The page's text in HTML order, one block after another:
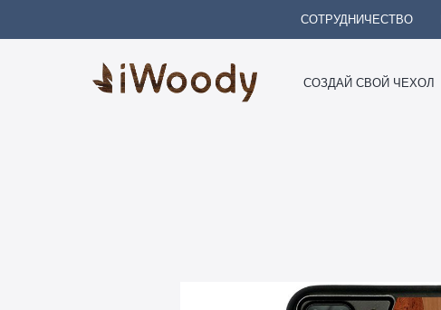
СОТРУДНИЧЕСТВО
СОЗДАЙ СВОЙ ЧЕХОЛ